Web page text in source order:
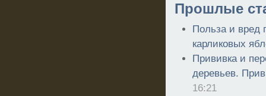
Прошлые
Польза и вред
карликовых
Прививка и
деревьев.
16:21